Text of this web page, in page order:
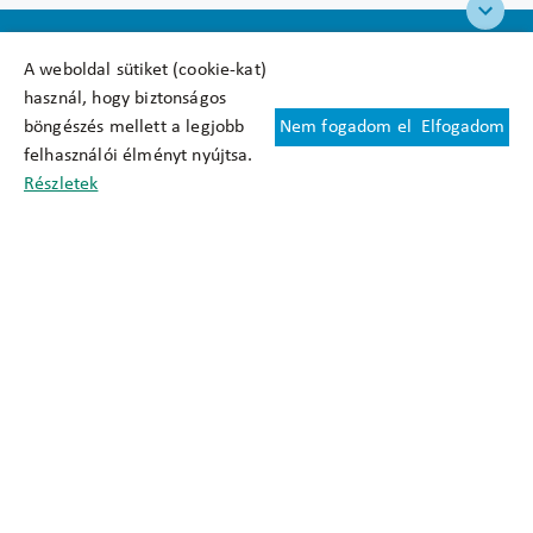
A weboldal sütiket (cookie-kat)
használ, hogy biztonságos
böngészés mellett a legjobb
felhasználói élményt nyújtsa.
Részletek
Nem fogadom el Elfogadom
Felhasználási feltételek